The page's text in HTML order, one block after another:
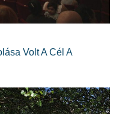
Volt A Cél A